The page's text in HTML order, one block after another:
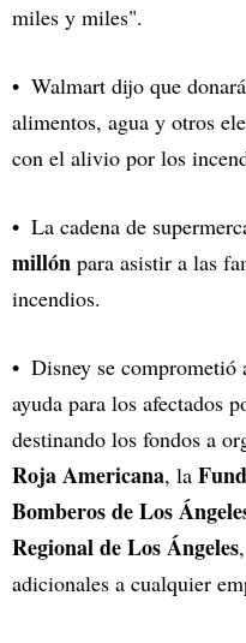
miles y miles".
Walmart dijo que donará
alimentos, agua y otros
con el alivio por los
La cadena de
millón para asistir a las
incendios.
Disney se comprometió
ayuda para los afectados
destinando los fondos a
Roja Americana, la
Bomberos de Los
Regional de Los Ángeles
adicionales a cualquier